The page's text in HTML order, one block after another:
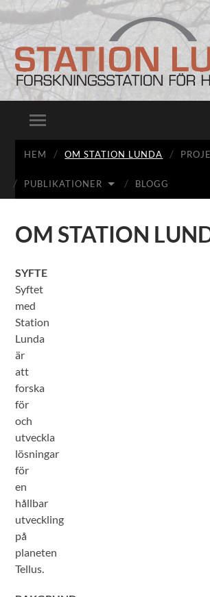
Station
Lunda
Slå
på/av
mobilmeny
HEM OM STATION LUNDA
PUBLIKATIONER BLOGG
OM STATION
SYFTE
Syftet
med
Station
Lunda
är
att
forska
för
och
utveckla
lösningar
för
en
hållbar
utveckling
på
planeten
Tellus.